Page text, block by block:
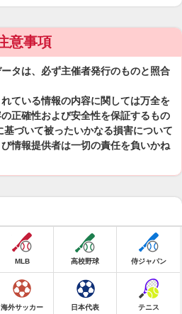
意事項
タは、必ず主催者発行のものと照合
ている情報の内容に関しては万全を
正確性および安全性を保証するもの
づいて被ったいかなる損害について
情報提供者は一切の責任を負いかね
MLB 高校野球 侍ジャパン
海外サッカー 日本代表 テニス